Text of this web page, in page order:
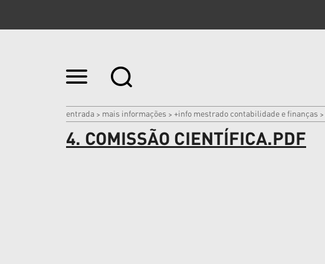
Ir
para
|
Ir
para
a
entrada > mais informações > +info mestrado contabilidade e finanças >
4. COMISSÃO CIENTÍFICA.PDF